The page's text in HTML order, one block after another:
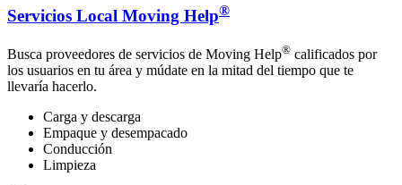
Servicios Local Moving Help®
Busca proveedores de servicios de Moving Help® calificados por
los usuarios en tu área y múdate en la mitad del tiempo que te
llevaría hacerlo.
Carga y descarga
Empaque y desempacado
Conducción
Limpieza